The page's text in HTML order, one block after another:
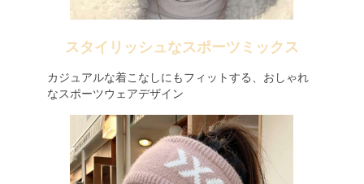
スタイリッシュなスポーツミックス
カジュアルな着こなしにもフィットする、おしゃれ
なスポーツウェアデザイン